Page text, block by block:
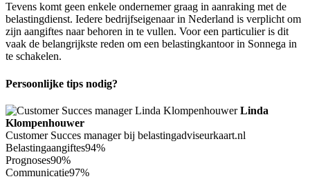
Tevens komt geen enkele ondernemer graag in aanraking met de
belastingdienst. Iedere bedrijfseigenaar in Nederland is verplicht om
zijn aangiftes naar behoren in te vullen. Voor een particulier is dit
vaak de belangrijkste reden om een belastingkantoor in Sonnega in
te schakelen.
Persoonlijke tips nodig?
Linda
Klompenhouwer
Customer Succes manager bij belastingadviseurkaart.nl
Belastingaangiftes94%
Prognoses90%
Communicatie97%